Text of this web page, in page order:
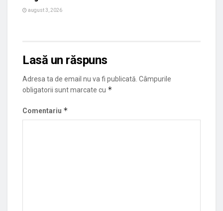
august 3, 2026
Lasă un răspuns
Adresa ta de email nu va fi publicată. Câmpurile
obligatorii sunt marcate cu *
Comentariu *